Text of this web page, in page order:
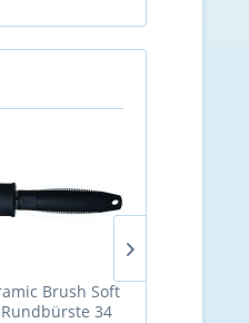
Brush Soft
34